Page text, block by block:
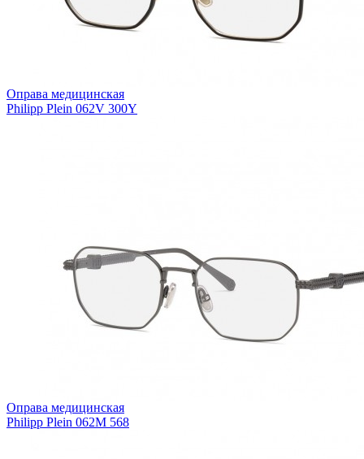
Оправа медицинская
Philipp Plein 062V 300Y
Оправа медицинская
Philipp Plein 062M 568